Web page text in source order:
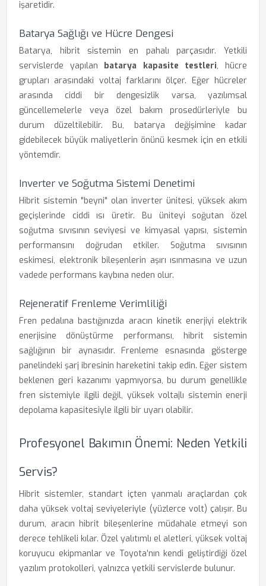
işaretidir.
Batarya Sağlığı ve Hücre Dengesi
Batarya, hibrit sistemin en pahalı parçasıdır. Yetkili
servislerde yapılan batarya kapasite testleri, hücre
grupları arasındaki voltaj farklarını ölçer. Eğer hücreler
arasında ciddi bir dengesizlik varsa, yazılımsal
güncellemelerle veya özel bakım prosedürleriyle bu
durum düzeltilebilir. Bu, batarya değişimine kadar
gidebilecek büyük maliyetlerin önünü kesmek için en etkili
yöntemdir.
Inverter ve Soğutma Sistemi Denetimi
Hibrit sistemin "beyni" olan inverter ünitesi, yüksek akım
geçişlerinde ciddi ısı üretir. Bu üniteyi soğutan özel
soğutma sıvısının seviyesi ve kimyasal yapısı, sistemin
performansını doğrudan etkiler. Soğutma sıvısının
eskimesi, elektronik bileşenlerin aşırı ısınmasına ve uzun
vadede performans kaybına neden olur.
Rejeneratif Frenleme Verimliliği
Fren pedalına bastığınızda aracın kinetik enerjiyi elektrik
enerjisine dönüştürme performansı, hibrit sistemin
sağlığının bir aynasıdır. Frenleme esnasında gösterge
panelindeki şarj ibresinin hareketini takip edin. Eğer sistem
beklenen geri kazanımı yapmıyorsa, bu durum genellikle
fren sistemiyle ilgili değil, yüksek voltajlı sistemin enerji
depolama kapasitesiyle ilgili bir uyarı olabilir.
Profesyonel Bakımın Önemi: Neden Yetkili
Servis?
Hibrit sistemler, standart içten yanmalı araçlardan çok
daha yüksek voltaj seviyeleriyle (yüzlerce volt) çalışır. Bu
durum, aracın hibrit bileşenlerine müdahale etmeyi son
derece tehlikeli kılar. Özel yalıtımlı el aletleri, yüksek voltaj
koruyucu ekipmanlar ve Toyota’nın kendi geliştirdiği özel
yazılım protokolleri, yalnızca yetkili servislerde bulunur.